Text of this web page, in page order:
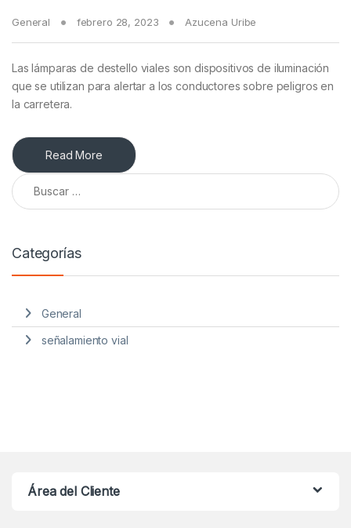
General febrero 28, 2023 Azucena Uribe
Las lámparas de destello viales son dispositivos de iluminación
que se utilizan para alertar a los conductores sobre peligros en
la carretera.
Read More
Buscar:
Categorías
General
señalamiento vial
Área del Cliente